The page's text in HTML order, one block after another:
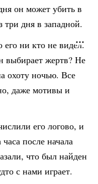
он может убить в
три дня в западной.
ни кто не видел.
выбирает жертв? Не
охоту ночью. Все
даже мотивы и
его логово, и
после начала
что был найден
с нами играет.